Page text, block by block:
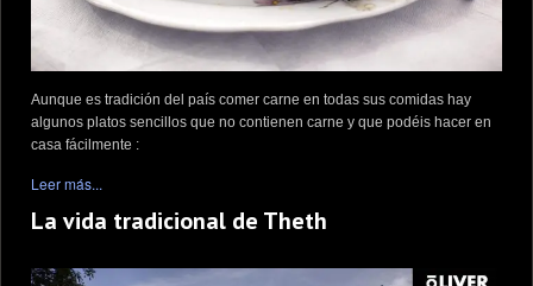
Aunque es tradición del país comer carne en todas sus comidas hay
algunos platos sencillos que no contienen carne y que podéis hacer en
casa fácilmente :
Leer más...
La vida tradicional de Theth